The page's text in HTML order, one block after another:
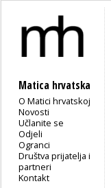
Matica hrvatska
O Matici hrvatskoj
Novosti
Učlanite se
Odjeli
Ogranci
Društva prijatelja i
partneri
Kontakt